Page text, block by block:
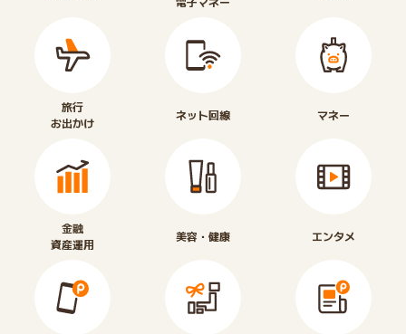
旅行
お出かけ
ネット回線 マネー
金融
資産運用
美容・健康 エンタメ